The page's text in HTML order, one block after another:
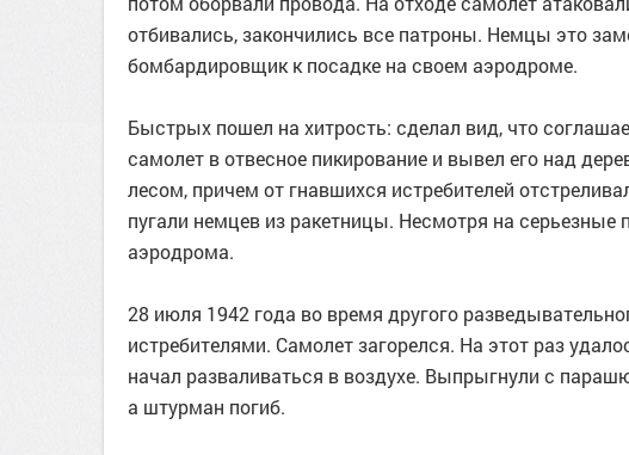
отбивались, закончились все патроны. Немцы это
бомбардировщик к посадке на своем аэродроме.
Быстрых пошел на хитрость: сделал вид, что
самолет в отвесное пикирование и вывел его над
лесом, причем от гнавшихся истребителей
пугали немцев из ракетницы. Несмотря на серьезные
аэродрома.
28 июля 1942 года во время другого
истребителями. Самолет загорелся. На этот раз
начал разваливаться в воздухе. Выпрыгнули с
а штурман погиб.